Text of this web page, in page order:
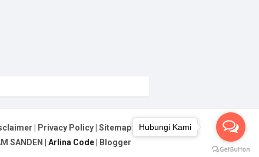
Privacy Policy Sitemap
SANDEN Arlina Code Blogger
Hubungi Kami